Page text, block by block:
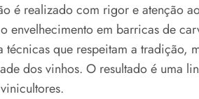
é realizado com rigor e atenção
envelhecimento em barricas de
que respeitam a tradição,
dos vinhos. O resultado é uma